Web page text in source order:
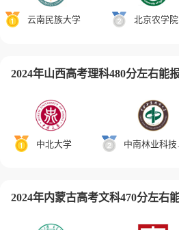
云南民族大学 北京农学院
2024年山西高考理科480分左右能
中北大学 中南林业科技大学
2024年内蒙古高考文科470分左右